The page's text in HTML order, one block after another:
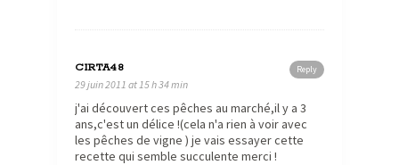
Reply
CIRTA48
29 juin 2011 at 15 h 34 min
j'ai découvert ces pêches au marché,il y a 3
ans,c'est un délice !(cela n'a rien à voir avec
les pêches de vigne ) je vais essayer cette
recette qui semble succulente merci !